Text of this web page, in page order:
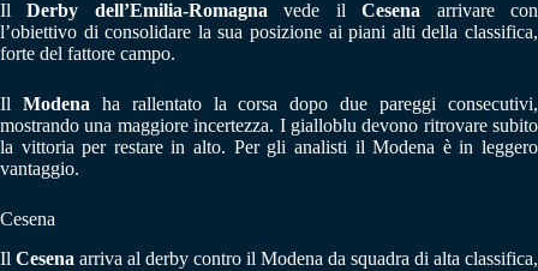
IlDerby dell’Emilia-Romagna vede ilCesena arrivare con
l’obiettivo di consolidare la sua posizione ai piani alti della classifica,
forte del fattore campo.
Il Modena ha rallentato la corsa dopo due pareggi consecutivi,
mostrando una maggiore incertezza. I gialloblu devono ritrovare subito
la vittoria per restare in alto. Per gli analisti il Modena è in leggero
vantaggio.
Cesena
Il Cesena arriva al derby contro il Modena da squadra di alta classifica,